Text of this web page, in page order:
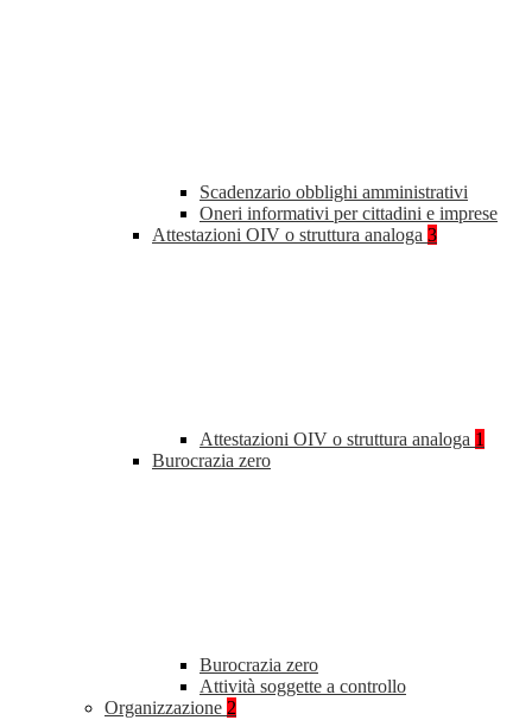
Scadenzario obblighi amministrativi
Oneri informativi per cittadini e imprese
Attestazioni OIV o struttura analoga 3
Attestazioni OIV o struttura analoga 1
Burocrazia zero
Burocrazia zero
Attività soggette a controllo
Organizzazione 2